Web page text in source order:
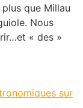
plus que Millau
Nous
« des »
sur